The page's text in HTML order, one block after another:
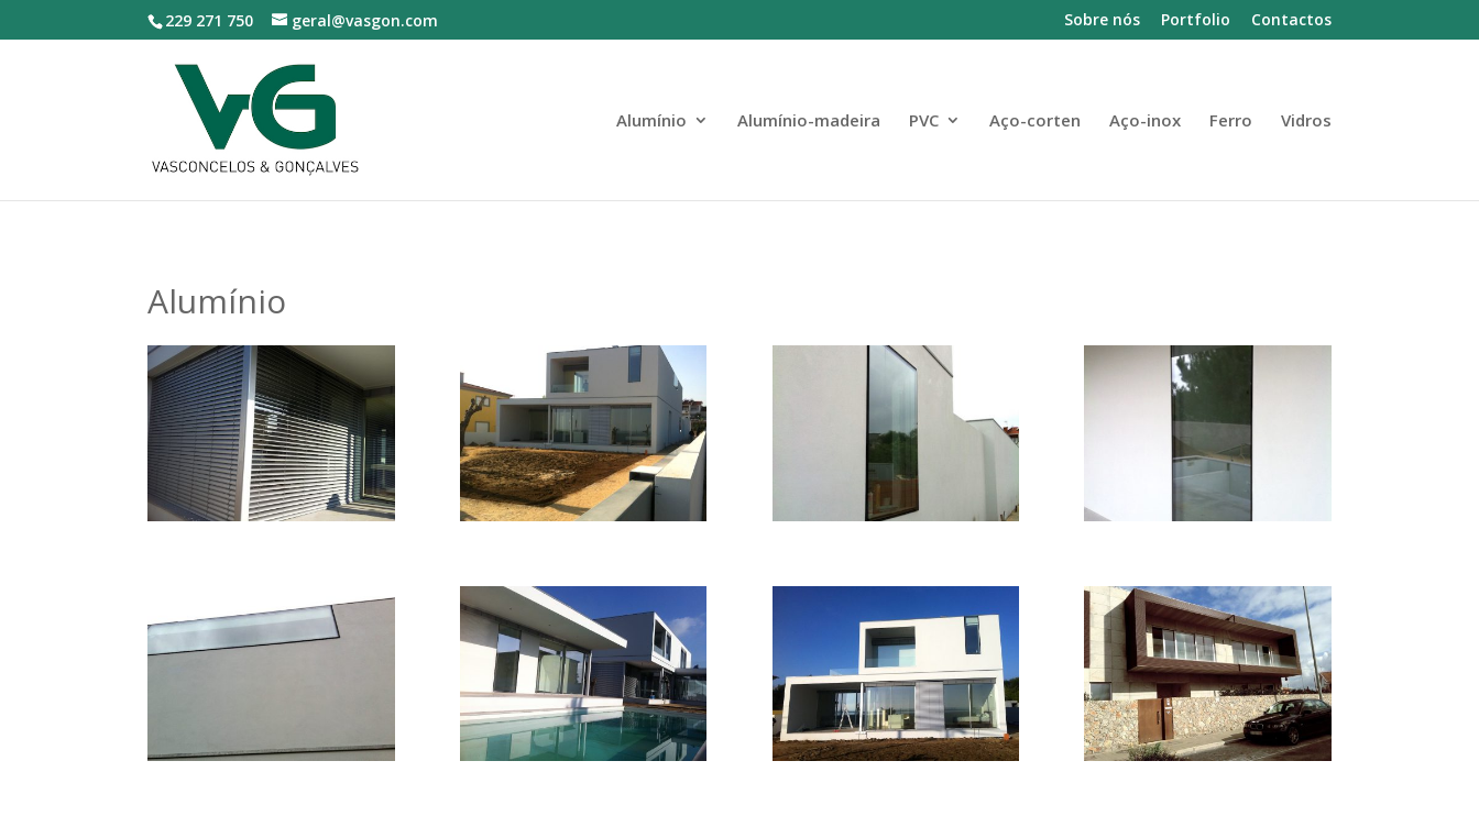
229 271 750 geral@vasgon.com Sobre nós Portfolio Contactos
Alumínio Alumínio-madeira PVC Aço-corten Aço-inox Ferro Vidros
Alumínio